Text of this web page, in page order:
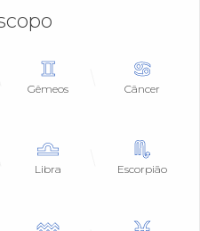
Gêmeos Câncer
Libra Escorpião